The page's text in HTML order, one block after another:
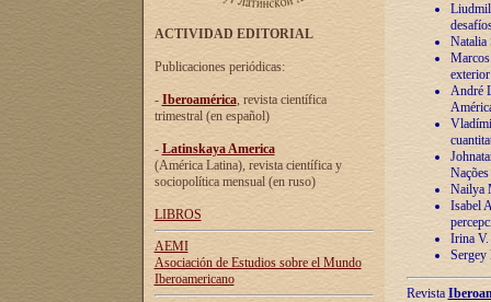
ACTIVIDAD EDITORIAL
Publicaciones periódicas:
- Iberoamérica, revista científica
trimestral (en español)
- Latinskaya America
(América Latina), revista científica y
sociopolítica mensual (en ruso)
LIBROS
AEMI
Asociación de Estudios sobre el Mundo
Iberoamericano
Natalia
André
Nailya
Isabel
Irina V.
Sergey
Revista